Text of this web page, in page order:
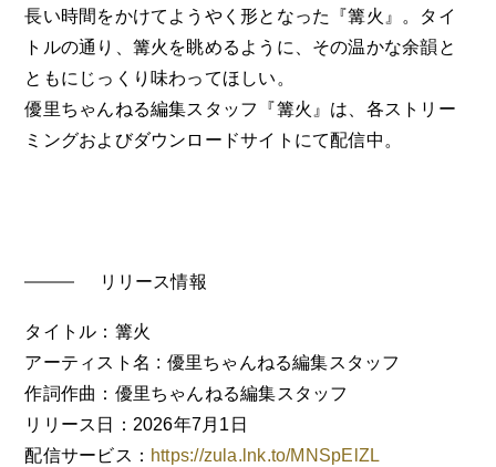
長い時間をかけてようやく形となった『篝火』。タイ
トルの通り、篝火を眺めるように、その温かな余韻と
ともにじっくり味わってほしい。
優里ちゃんねる編集スタッフ『篝火』は、各ストリー
ミングおよびダウンロードサイトにて配信中。
リリース情報
タイトル：篝火
アーティスト名 : 優里ちゃんねる編集スタッフ
作詞作曲：優里ちゃんねる編集スタッフ
リリース日：2026年7月1日
配信サービス： https://zula.lnk.to/MNSpElZL